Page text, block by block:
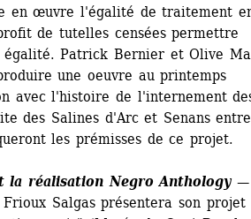
en œuvre l'égalité de traitement
de tutelles censées permettre
égalité. Patrick Bernier et Olive
une oeuvre au printemps
avec l'histoire de l'internement
des Salines d'Arc et Senans entre
les prémisses de ce projet.
la réalisation Negro Anthology —
Salgas présentera son projet